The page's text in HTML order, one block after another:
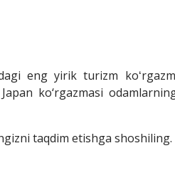
eng yirik turizm
ko‘rgazmasi
taqdim etishga shoshiling.